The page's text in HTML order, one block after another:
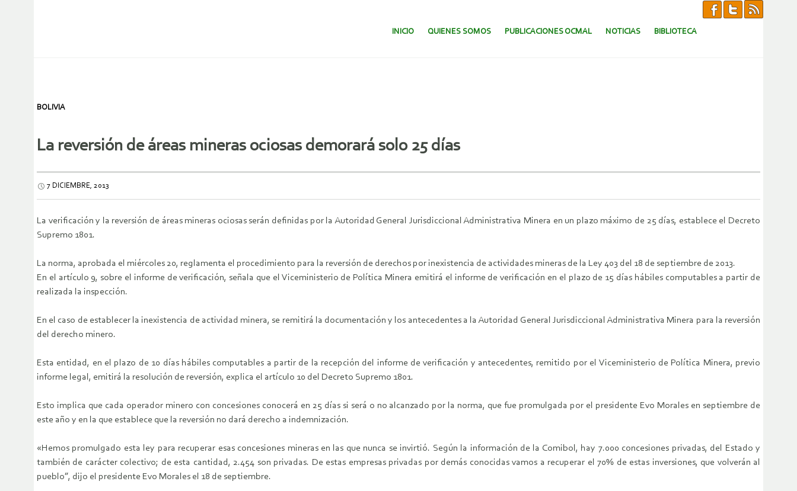
SALTAR AL CONTENIDO.
INICIO QUIENES SOMOS PUBLICACIONES OCMAL NOTICIAS BIBLIOTECA
BOLIVIA
La reversión de áreas mineras ociosas demorará solo 25 días
7 DICIEMBRE, 2013
La verificación y la reversión de áreas mineras ociosas serán definidas por la Autoridad General Jurisdiccional Administrativa Minera en un plazo máximo de 25 días, establece el Decreto
Supremo 1801.
La norma, aprobada el miércoles 20, reglamenta el procedimiento para la reversión de derechos por inexistencia de actividades mineras de la Ley 403 del 18 de septiembre de 2013.
En el artículo 9, sobre el informe de verificación, señala que el Viceministerio de Política Minera emitirá el informe de verificación en el plazo de 15 días hábiles computables a partir de
realizada la inspección.
En el caso de establecer la inexistencia de actividad minera, se remitirá la documentación y los antecedentes a la Autoridad General Jurisdiccional Administrativa Minera para la reversión
del derecho minero.
Esta entidad, en el plazo de 10 días hábiles computables a partir de la recepción del informe de verificación y antecedentes, remitido por el Viceministerio de Política Minera, previo
informe legal, emitirá la resolución de reversión, explica el artículo 10 del Decreto Supremo 1801.
Esto implica que cada operador minero con concesiones conocerá en 25 días si será o no alcanzado por la norma, que fue promulgada por el presidente Evo Morales en septiembre de
este año y en la que establece que la reversión no dará derecho a indemnización.
«Hemos promulgado esta ley para recuperar esas concesiones mineras en las que nunca se invirtió. Según la información de la Comibol, hay 7.000 concesiones privadas, del Estado y
también de carácter colectivo; de esta cantidad, 2.454 son privadas. De estas empresas privadas por demás conocidas vamos a recuperar el 70% de estas inversiones, que volverán al
pueblo”, dijo el presidente Evo Morales el 18 de septiembre.